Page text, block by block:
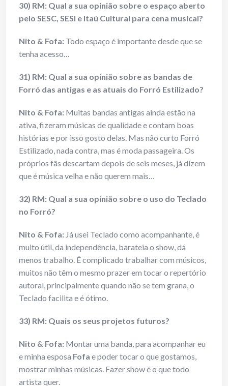
30) RM: Qual a sua opinião sobre o espaço aberto
pelo SESC, SESI e Itaú Cultural para cena musical?
Nito & Fofa: Todo espaço é importante desde que se
tenha acesso…
31) RM: Qual a sua opinião sobre as bandas de
Forró das antigas e as atuais do Forró Estilizado?
Nito & Fofa: Muitas bandas antigas ainda estão na
ativa, fizeram músicas de qualidade e contam boas
histórias e por isso gosto delas. Mas não curto Forró
Estilizado, nada contra, mas é moda passageira. Os
próprios fãs descartam depois de seis meses, já dizem
que é música velha e não querem mais…
32) RM: Qual a sua opinião sobre o uso do Teclado
no Forró?
Nito & Fofa: Já usei Teclado como acompanhante, é
muito útil, da independência, barateia o show, dá
menos trabalho. É complicado trabalhar com músicos,
muitos não têm o mesmo prazer em tocar o repertório
autoral, principalmente quando não se tem grana, o
Teclado facilita e é ótimo.
33) RM: Quais os seus projetos futuros?
Nito & Fofa: Montar uma banda, para acompanhar eu
e minha esposa Fofa e poder tocar o que gostamos,
mostrar minhas músicas. Fazer show é o que todo
artista quer.